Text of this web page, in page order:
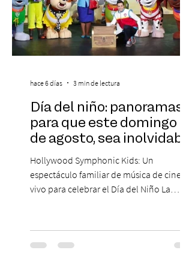
Día del niño: panoramas
para que este domingo 09
de agosto, sea inolvidable
Hollywood Symphonic Kids: Un
espectáculo familiar de música de cine en
vivo para celebrar el Día del Niño La
musical única e inolvidable con motivo del
Día del Niño. El espectáculo Hollywood
hace 6 días 3 min de lectura